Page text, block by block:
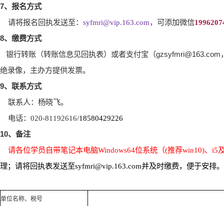
7、报名方式
请将报名回执发送至： syfmri@vip.163.com， 可添加微信
8、缴费方式
银行转账（转账信息见回执表）或者支付宝（gzsyfmri@163.com
绝录像，主办方提供发票。
9、联系方式
联系人：杨晓飞。
电话： 020-81192616/18580429226
10、备注
请各位学员自带笔记本电脑Windows64位系统（(推荐win10)、 i5
理；请将回执表发送至syfmri@vip.163.com并及时缴费，便于安排。
单位名称、税号